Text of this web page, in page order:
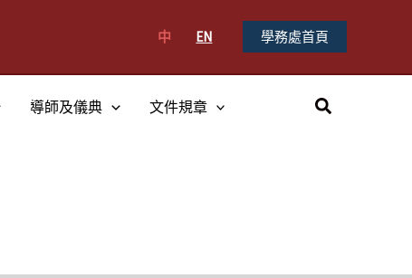
中 EN 學務處首頁
導師及儀典 文件規章
搜